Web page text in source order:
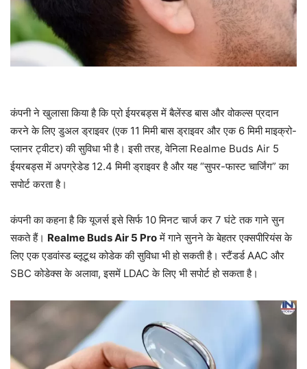
कंपनी ने खुलासा किया है कि प्रो ईयरबड्स में बैलेंस्ड बास और वोकल्स प्रदान
करने के लिए डुअल ड्राइवर (एक 11 मिमी बास ड्राइवर और एक 6 मिमी माइक्रो-
प्लानर ट्वीटर) की सुविधा भी है। इसी तरह, वेनिला Realme Buds Air 5
ईयरबड्स में अपग्रेडेड 12.4 मिमी ड्राइवर है और यह “सुपर-फास्ट चार्जिंग” का
सपोर्ट करता है।
कंपनी का कहना है कि यूजर्स इसे सिर्फ 10 मिनट चार्ज कर 7 घंटे तक गाने सुन
सकते हैं। Realme Buds Air 5 Proमें गाने सुनने के बेहतर एक्सपीरियंस के
लिए एक एडवांस्ड ब्लूटूथ कोडेक की सुविधा भी हो सकती है। स्टैंडर्ड AAC और
SBC कोडेक्स के अलावा, इसमें LDAC के लिए भी सपोर्ट हो सकता है।